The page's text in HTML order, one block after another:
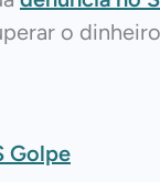
o
Golpe